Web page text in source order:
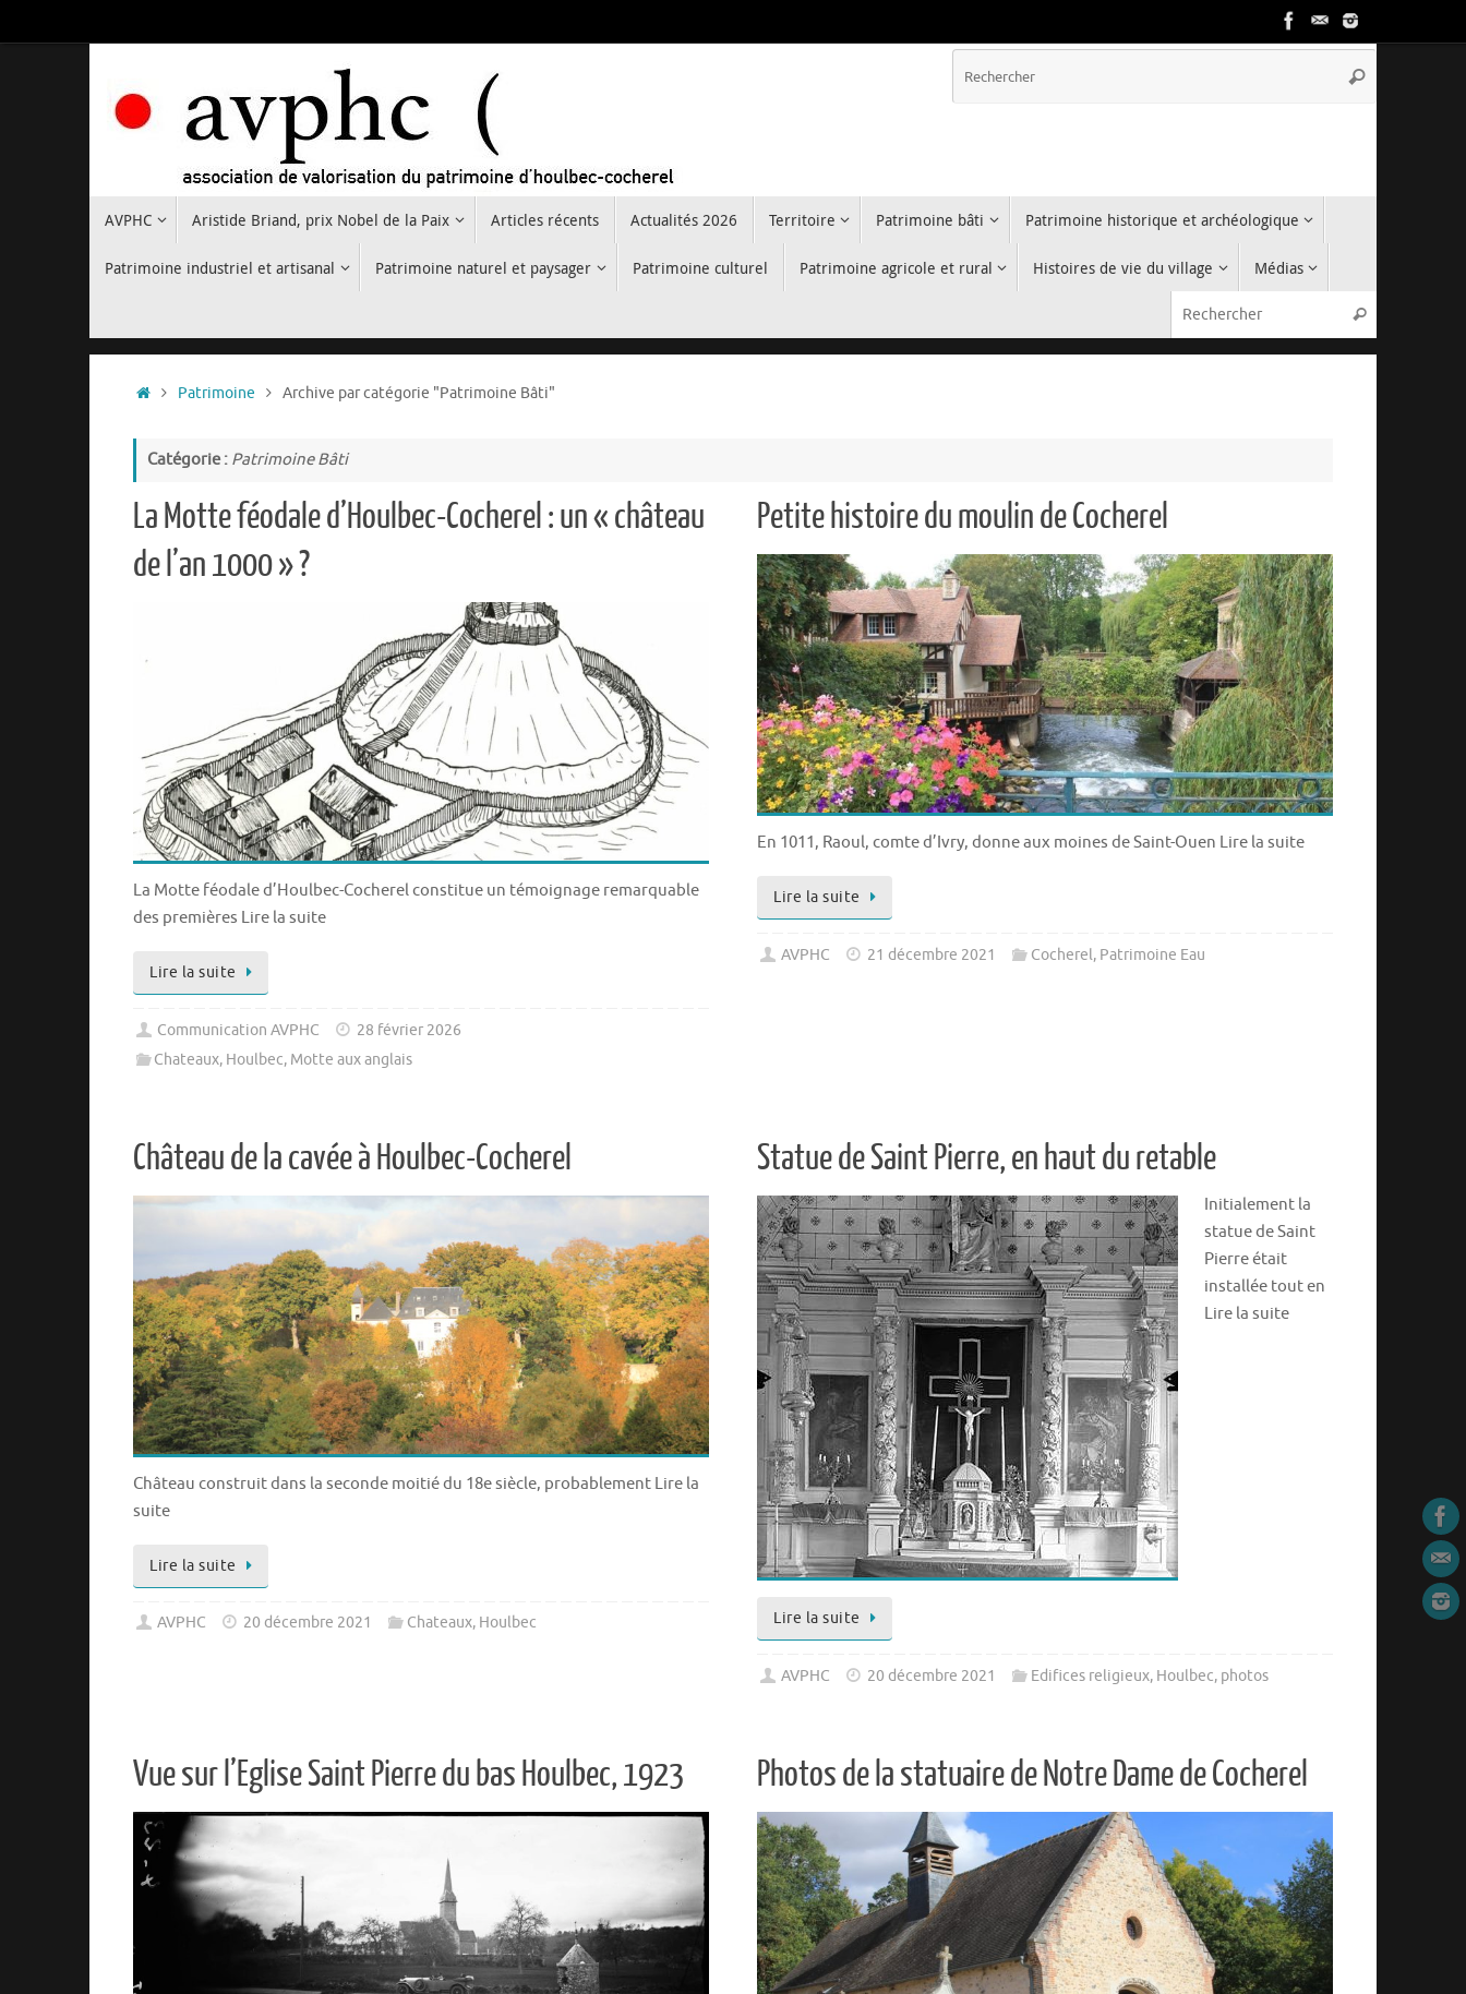
au
Rechercher
AVPHC Aristide Briand, prix Nobel de la Paix Articles récents Actualités 2026 Territoire Patrimoine bâti Patrimoine historique et archéologique
Patrimoine industriel et artisanal Patrimoine naturel et paysager Patrimoine culturel Patrimoine agricole et rural Histoires de vie du village
Médias
Rechercher
Accueil
Patrimoine Archive par catégorie "Patrimoine Bâti"
Catégorie : Patrimoine Bâti
La Motte féodale d’Houlbec-Cocherel : un « château
de l’an 1000 » ?
La Motte féodale d’Houlbec-Cocherel constitue un témoignage remarquable
des premières Lire la suite
Lire la suite
Communication AVPHC
28 février 2026
Chateaux, Houlbec, Motte aux anglais
Petite histoire du moulin de Cocherel
En 1011, Raoul, comte d’Ivry, donne aux moines de Saint-Ouen Lire la suite
Lire la suite
AVPHC 21 décembre 2021 Cocherel, Patrimoine Eau
Château de la cavée à Houlbec-Cocherel
Château construit dans la seconde moitié du 18e siècle, probablement Lire la
suite
Lire la suite
AVPHC 20 décembre 2021 Chateaux, Houlbec
Statue de Saint Pierre, en haut du retable
Initialement la
statue de Saint
Pierre était
installée tout en
Lire la suite
Lire la suite
AVPHC 20 décembre 2021 Edifices religieux, Houlbec, photos
Vue sur l’Eglise Saint Pierre du bas Houlbec, 1923 Photos de la statuaire de Notre Dame de Cocherel